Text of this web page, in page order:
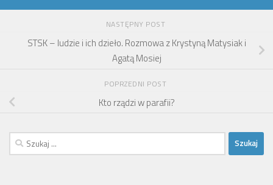
NASTĘPNY POST
STSK – ludzie i ich dzieło. Rozmowa z Krystyną Matysiak i
Agatą Mosiej
POPRZEDNI POST
Kto rządzi w parafii?
Szukaj: